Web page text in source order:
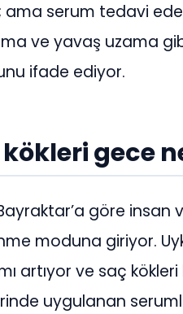
ama serum tedavi
ve yavaş uzama
ifade ediyor.
kökleri gece
göre
moduna giriyor.
artıyor ve saç
uygulanan